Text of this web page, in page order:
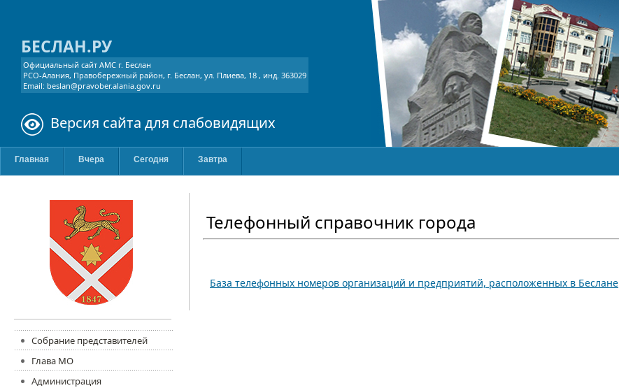
БЕСЛАН.РУ
Официальный сайт АМС г. Беслан
РСО-Алания, Правобережный район, г. Беслан, ул. Плиева, 18 , инд. 363029
Email: beslan@pravober.alania.gov.ru
Версия сайта для слабовидящих
Главная Вчера Сегодня Завтра
Собрание представителей
Глава МО
Администрация
Телефонный справочник города
База телефонных номеров организаций и предприятий, расположенных в Беслане